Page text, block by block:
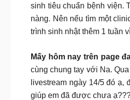
sinh tiêu chuẩn bệnh viện.
nàng. Nên nếu tìm một
trình sinh nhật thêm 1 tuần
Mấy hôm nay trên page
cùng chung tay với Na.
livestream ngày 14/5 đó
giúp em đã được chưa